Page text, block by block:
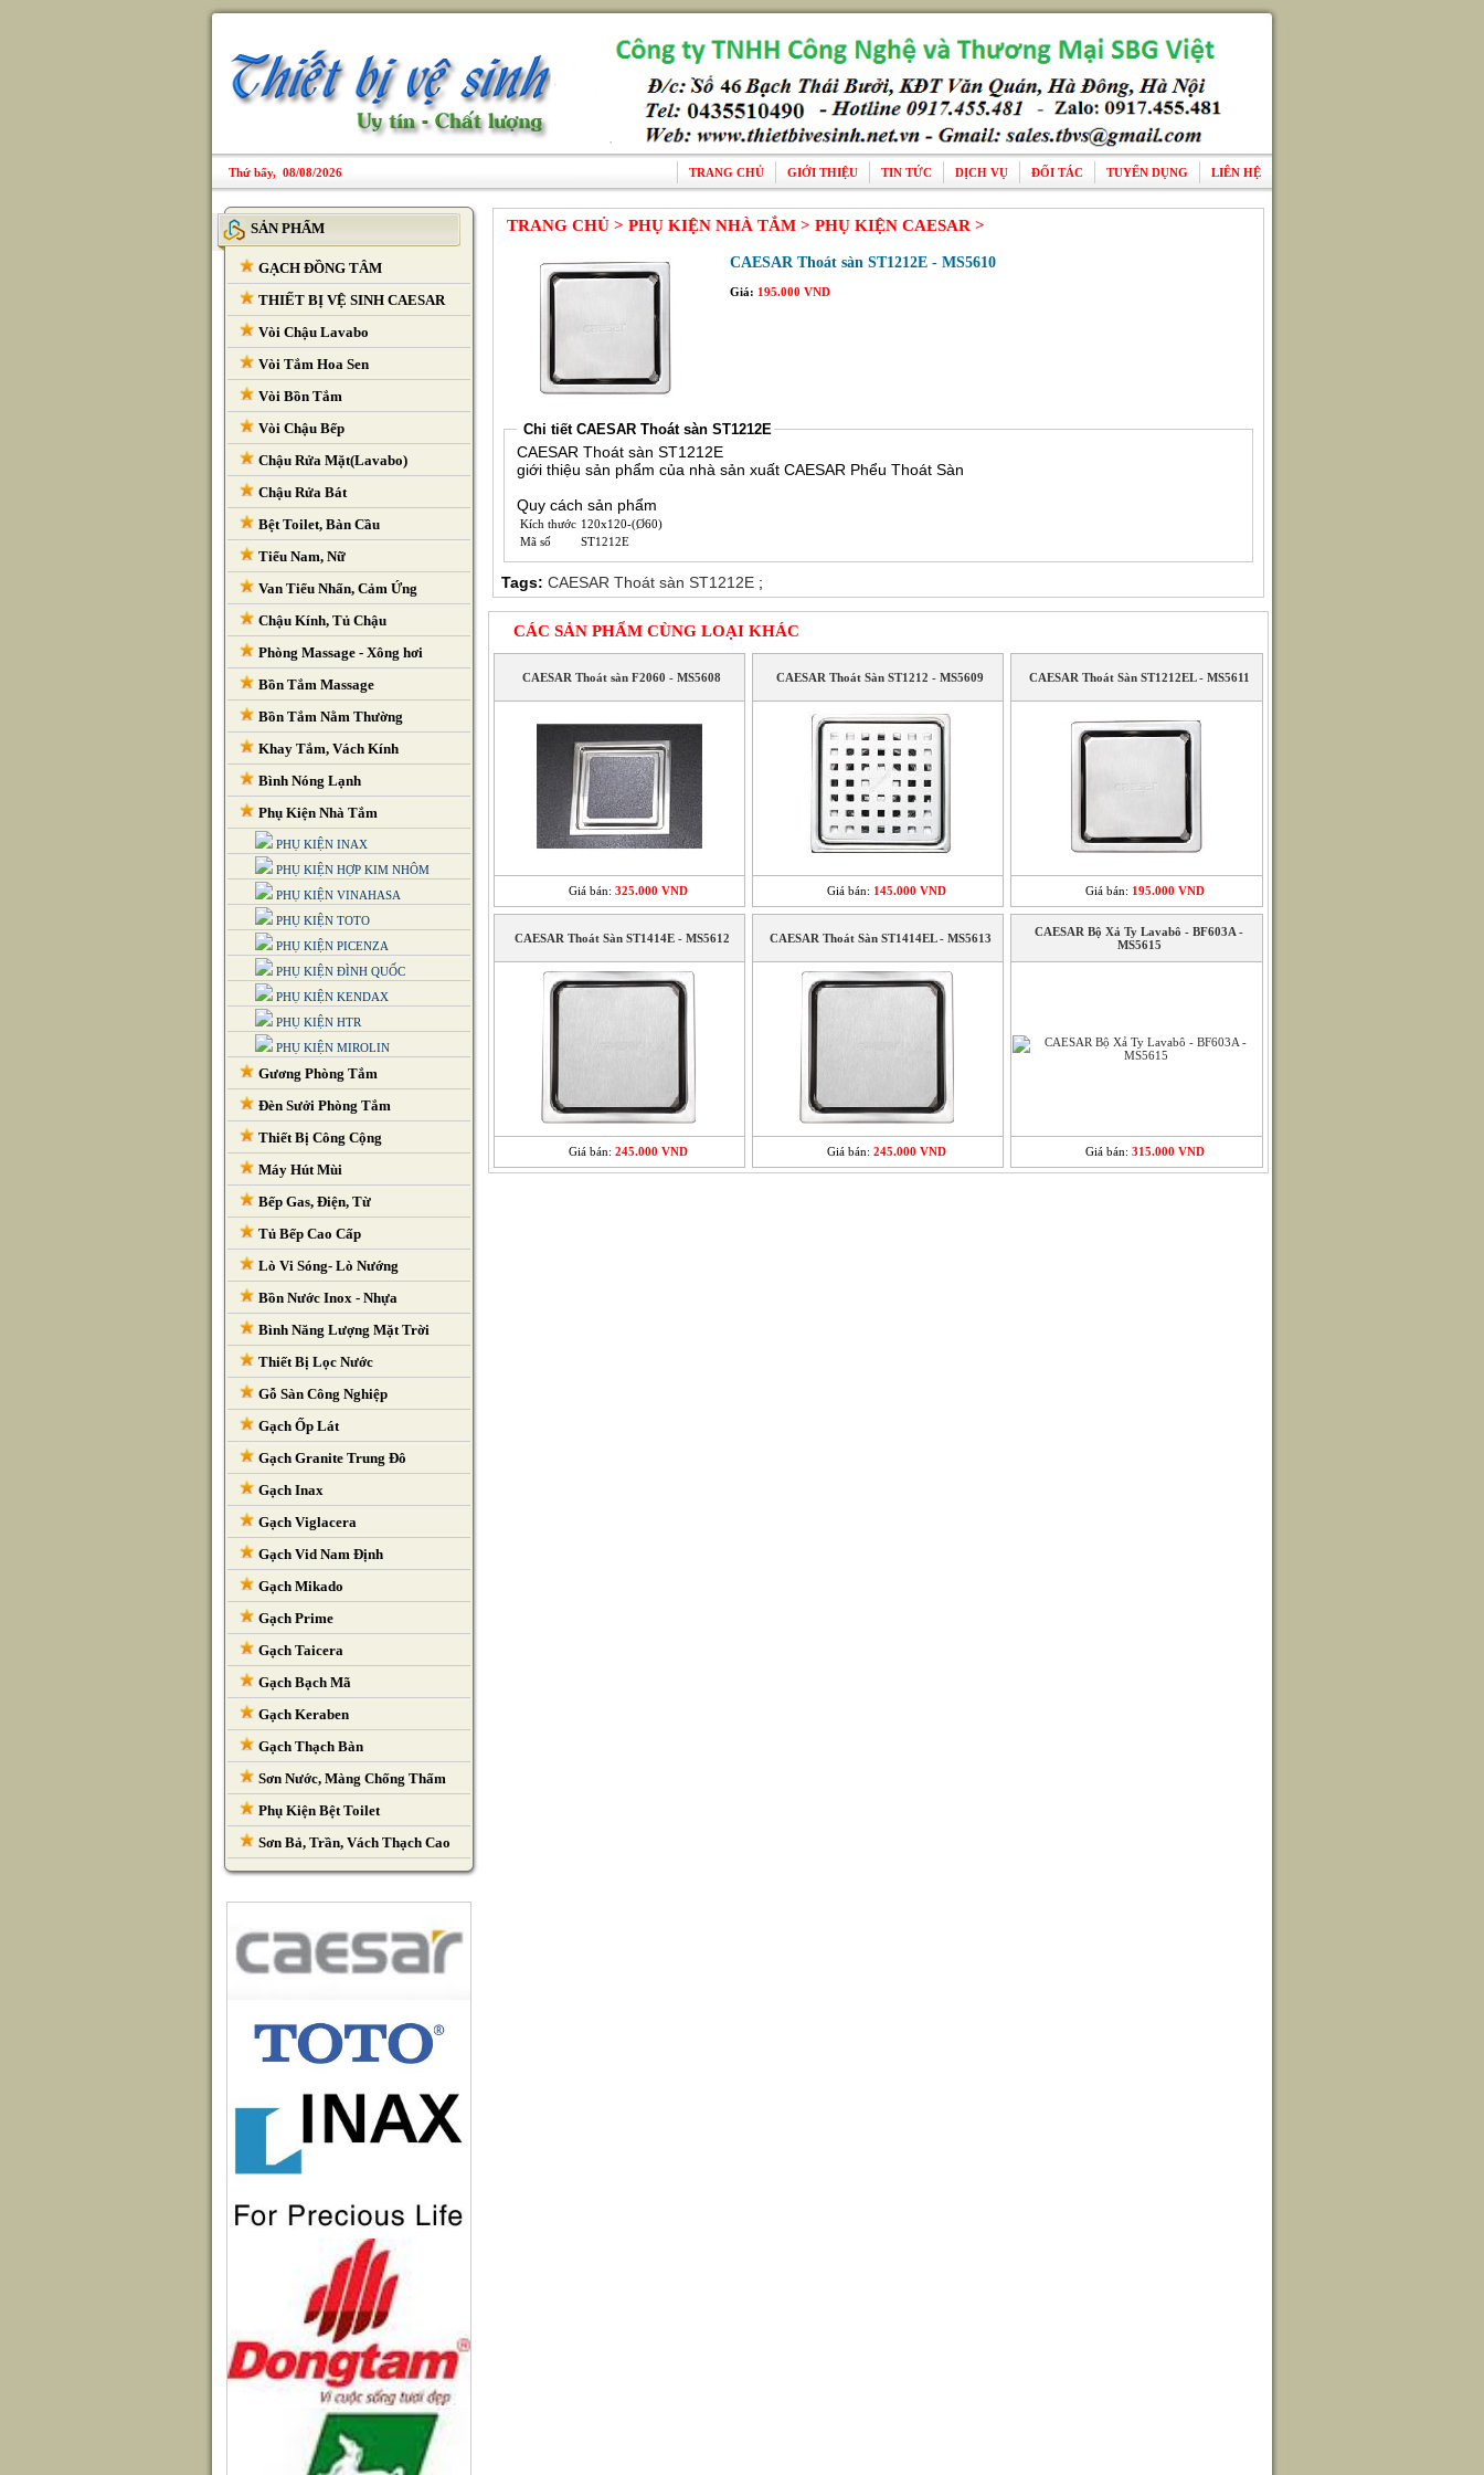
Thứ bẩy, 08/08/2026 TRANG CHỦ GIỚI THIỆU TIN TỨC DỊCH VỤ ĐỐI TÁC TUYỂN DỤNG LIÊN HỆ
SẢN PHẨM
GẠCH ĐỒNG TÂM
THIẾT BỊ VỆ SINH CAESAR
Vòi Chậu Lavabo
Vòi Tắm Hoa Sen
Vòi Bồn Tắm
Vòi Chậu Bếp
Chậu Rửa Mặt(Lavabo)
Chậu Rửa Bát
Bệt Toilet, Bàn Cầu
Tiểu Nam, Nữ
Van Tiểu Nhấn, Cảm Ứng
Chậu Kính, Tủ Chậu
Phòng Massage - Xông hơi
Bồn Tắm Massage
Bồn Tắm Nằm Thường
Khay Tắm, Vách Kính
Bình Nóng Lạnh
Phụ Kiện Nhà Tắm
PHỤ KIỆN INAX
PHỤ KIỆN HỢP KIM NHÔM
PHỤ KIỆN VINAHASA
PHỤ KIỆN TOTO
PHỤ KIỆN PICENZA
PHỤ KIỆN ĐÌNH QUỐC
PHỤ KIỆN KENDAX
PHỤ KIỆN HTR
PHỤ KIỆN MIROLIN
Gương Phòng Tắm
Đèn Sưởi Phòng Tắm
Thiết Bị Công Cộng
Máy Hút Mùi
Bếp Gas, Điện, Từ
Tủ Bếp Cao Cấp
Lò Vi Sóng- Lò Nướng
Bồn Nước Inox - Nhựa
Bình Năng Lượng Mặt Trời
Thiết Bị Lọc Nước
Gỗ Sàn Công Nghiệp
Gạch Ốp Lát
Gạch Granite Trung Đô
Gạch Inax
Gạch Viglacera
Gạch Vid Nam Định
Gạch Mikado
Gạch Prime
Gạch Taicera
Gạch Bạch Mã
Gạch Keraben
Gạch Thạch Bàn
Sơn Nước, Màng Chống Thấm
Phụ Kiện Bệt Toilet
Sơn Bả, Trần, Vách Thạch Cao
TRANG CHỦ > PHỤ KIỆN NHÀ TẮM > PHỤ KIỆN CAESAR >
CAESAR Thoát sàn ST1212E - MS5610
Giá: 195.000 VND
Chi tiết CAESAR Thoát sàn ST1212E
CAESAR Thoát sàn ST1212E
giới thiệu sản phẩm của nhà sản xuất CAESAR Phểu Thoát Sàn
Quy cách sản phẩm
Kích thước 120x120-(Ø60)
Mã số
ST1212E
Tags: CAESAR Thoát sàn ST1212E ;
CÁC SẢN PHẨM CÙNG LOẠI KHÁC
CAESAR Thoát sàn F2060 - MS5608
Giá bán: 325.000 VND
CAESAR Thoát Sàn ST1212 - MS5609
Giá bán: 145.000 VND
CAESAR Thoát Sàn ST1212EL - MS5611
Giá bán: 195.000 VND
CAESAR Thoát Sàn ST1414E - MS5612
Giá bán: 245.000 VND
CAESAR Thoát Sàn ST1414EL - MS5613
Giá bán: 245.000 VND
CAESAR Bộ Xả Ty Lavabô - BF603A -
MS5615
Giá bán: 315.000 VND